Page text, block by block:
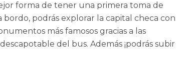
forma de tener una primera toma de
podrás explorar la capital checa con
más famosos gracias a las
del bus. Además ¡podrás subir